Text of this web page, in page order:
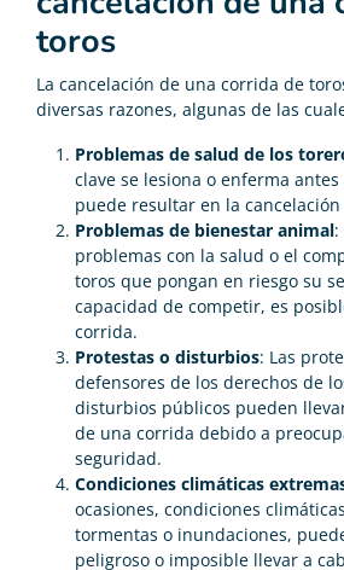
toros
La cancelación de una corrida de
diversas razones, algunas de las
Problemas de salud de los
clave se lesiona o enferma
puede resultar en la
Problemas de bienestar animal:
problemas con la salud o el
toros que pongan en riesgo su
capacidad de competir, es
corrida.
Protestas o disturbios: Las
defensores de los derechos de
disturbios públicos pueden
de una corrida debido a
seguridad.
Condiciones climáticas
ocasiones, condiciones
tormentas o inundaciones,
peligroso o imposible llevar a